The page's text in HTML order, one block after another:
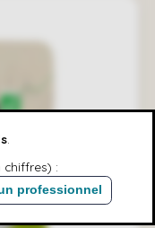
chiffres) :
professionnel